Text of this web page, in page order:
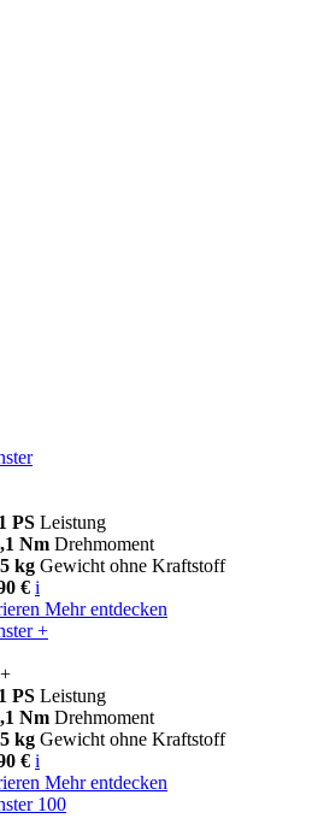
PS Leistung
Nm Drehmoment
kg Gewicht ohne Kraftstoff
€ i
Mehr entdecken
+
PS Leistung
Nm Drehmoment
kg Gewicht ohne Kraftstoff
€ i
Mehr entdecken
100